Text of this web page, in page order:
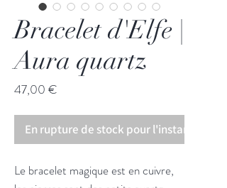
Bracelet d'Elfe |
Aura quartz
47,00 €
En rupture de stock pour l'instant!
Le bracelet magique est en cuivre,